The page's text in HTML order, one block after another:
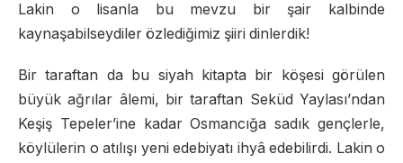
Lakin o lisanla bu mevzu bir şair kalbinde
kaynaşabilseydiler özlediğimiz şiiri dinlerdik!
Bir taraftan da bu siyah kitapta bir köşesi görülen
büyük ağrılar âlemi, bir taraftan Seküd Yaylası’ndan
Keşiş Tepeler’ine kadar Osmancığa sadık gençlerle,
köylülerin o atılışı yeni edebiyatı ihyâ edebilirdi. Lakin o